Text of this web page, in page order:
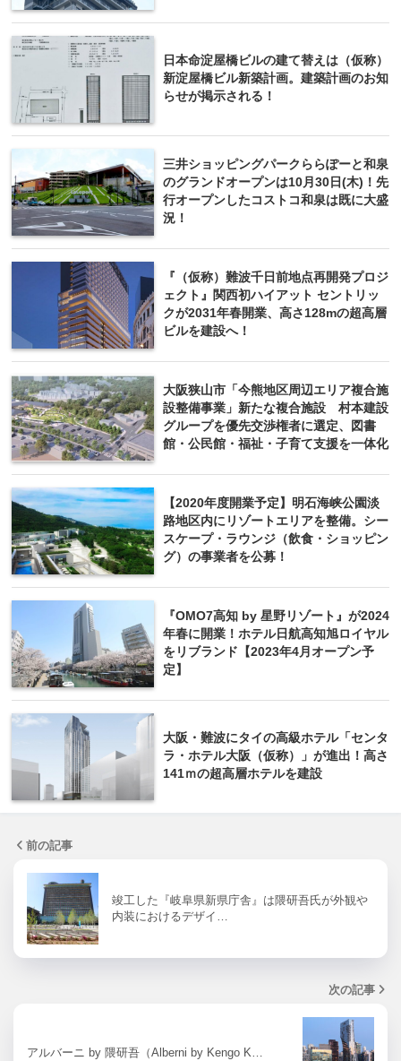
日本命淀屋橋ビルの建て替えは（仮称）
新淀屋橋ビル新築計画。建築計画のお知
らせが掲示される！
三井ショッピングパークららぽーと和泉
のグランドオープンは10月30日(木)！先
行オープンしたコストコ和泉は既に大盛
況！
『（仮称）難波千日前地点再開発プロジ
ェクト』関西初ハイアット セントリッ
クが2031年春開業、高さ128mの超高層
ビルを建設へ！
大阪狭山市「今熊地区周辺エリア複合施
設整備事業」新たな複合施設 村本建設
グループを優先交渉権者に選定、図書
館・公民館・福祉・子育て支援を一体化
【2020年度開業予定】明石海峡公園淡
路地区内にリゾートエリアを整備。シー
スケープ・ラウンジ（飲食・ショッピン
グ）の事業者を公募！
『OMO7高知 by 星野リゾート』が2024
年春に開業！ホテル日航高知旭ロイヤル
をリブランド【2023年4月オープン予
定】
大阪・難波にタイの高級ホテル「センタ
ラ・ホテル大阪（仮称）」が進出！高さ
141ｍの超高層ホテルを建設
前の記事
竣工した『岐阜県新県庁舎』は隈研吾氏が外観や
内装におけるデザイ…
次の記事
アルバーニ by 隈研吾（Alberni by Kengo K…